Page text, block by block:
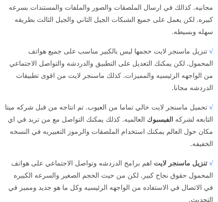
مجانيه. كذالك في ارسال الملصقات والصور والملفات والمستندات بسرعه
كبيره. لكن يعمل على جميع الشبكات الجيل الثاني والجيل الثالث بطريقه
سهله وبسيطه.
√ تنزيل ماسنجر لايت حجمها ليس بالكبير مناسب على جميع هواتف
المحمول. لكن يمكنك التعديل على التطبيق والدردشه والتواصل الاجتماعي
من الواجهه الرئيسيه والمميزات. كذلك ماسنجر لايت من اقوى تطبيقات
الدردشه مجانا.
√ تحميل ماسنجر لايت خالي تماما من العيوب. تم انتاجه من قبل شركه ميتا
التابعه لشركه الفيسبوك العالميه. كذلك يمكنك التواصل مع من تريد في اي
مكان حول العالم يمكنك استخدام الملصقات والرموز التعبيريه في النسخه
الخفيفه.
√ تنزيل ماسنجر لايت اهم برامج الدردشه وتواصل الاجتماعي على هواتف
المحمول حقوق نجاح كبير. لكن من حيث الحجم الصغير والسرعه الكبيره
في الاتصال في الاستفاده من الواجهه الرئيسيه وكل ما هو جديد ومميز في
التحديث.